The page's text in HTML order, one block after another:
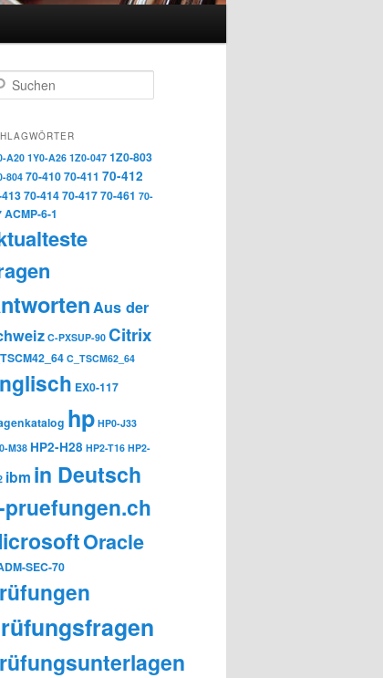
A20 1Y0-A26 1Z0-047 1Z0-803
80470-41070-411 70-412
70-41470-41770-461 70-
ACMP-6-1
Aus der
C-PXSUP-90 Citrix
C_TSCM62_64
EX0-117
hp HP0-J33
M38 HP2-H28 HP2-T16 HP2-
ibm in Deutsch
Oracle
SEC-70